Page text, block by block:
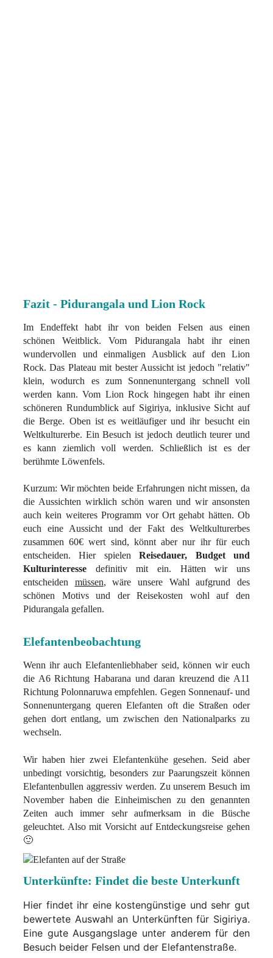
Fazit - Pidurangala und Lion Rock
Im Endeffekt habt ihr von beiden Felsen aus einen
schönen Weitblick. Vom Pidurangala habt ihr einen
wundervollen und einmaligen Ausblick auf den Lion
Rock. Das Plateau mit bester Aussicht ist jedoch "relativ"
klein, wodurch es zum Sonnenuntergang schnell voll
werden kann. Vom Lion Rock hingegen habt ihr einen
schöneren Rundumblick auf Sigiriya, inklusive Sicht auf
die Berge. Oben ist es weitläufiger und ihr besucht ein
Weltkulturerbe. Ein Besuch ist jedoch deutlich teurer und
es kann ziemlich voll werden. Schließlich ist es der
berühmte Löwenfels.
Kurzum: Wir möchten beide Erfahrungen nicht missen, da
die Aussichten wirklich schön waren und wir ansonsten
auch kein weiteres Programm vor Ort gehabt hätten. Ob
euch eine Aussicht und der Fakt des Weltkulturerbes
zusammen 60€ wert sind, könnt aber nur ihr für euch
entscheiden. Hier spielenReisedauer, Budget und
Kulturinteresse definitiv mit ein. Hätten wir uns
entscheiden müssen, wäre unsere Wahl aufgrund des
schönen Motivs und der Reisekosten wohl auf den
Pidurangala gefallen.
Elefantenbeobachtung
Wenn ihr auch Elefantenliebhaber seid, können wir euch
die A6 Richtung Habarana und daran kreuzend die A11
Richtung Polonnaruwa empfehlen. Gegen Sonnenauf- und
Sonnenuntergang queren Elefanten oft die Straßen oder
gehen dort entlang, um zwischen den Nationalparks zu
wechseln.
Wir haben hier zwei Elefantenkühe gesehen. Seid aber
unbedingt vorsichtig, besonders zur Paarungszeit können
Elefantenbullen aggressiv werden. Zu unserem Besuch im
November haben die Einheimischen zu den genannten
Zeiten auch immer sehr aufmerksam in die Büsche
geleuchtet. Also mit Vorsicht auf Entdeckungsreise gehen
🙂
Unterkünfte: Findet die beste Unterkunft
Hier findet ihr eine kostengünstige und sehr gut
bewertete Auswahl an Unterkünften für Sigiriya.
Eine gute Ausgangslage unter anderem für den
Besuch beider Felsen und der Elefantenstraße.